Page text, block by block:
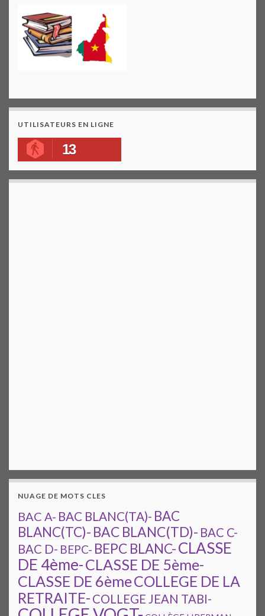
UTILISATEURS EN LIGNE
13
NUAGE DE MOTS CLES
BAC A- BAC BLANC(TA)- BAC
BLANC(TC)- BAC BLANC(TD)- BAC C-
BAC D- BEPC- BEPC BLANC-CLASSE
DE 4ème-CLASSE DE 5ème-
CLASSE DE 6èmeCOLLEGE DE LA
RETRAITE- COLLEGE JEAN TABI-